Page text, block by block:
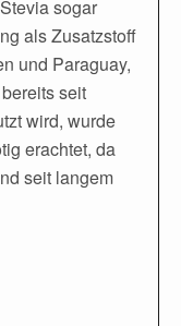
sogar
als Zusatzstoff
und Paraguay,
seit
wird, wurde
erachtet, da
seit langem